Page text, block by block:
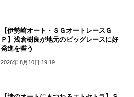
【伊勢崎オート・ＳＧオートレースＧ
Ｐ】浅倉樹良が地元のビッグレースに好
発進を誓う
2026年 8月10日 19:19